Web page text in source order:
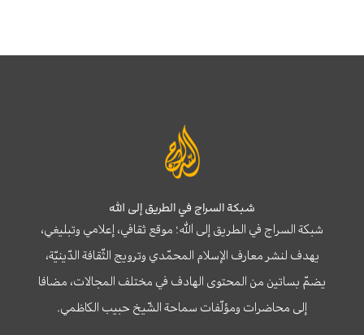
شبكة السراج في الطريق إلى الله
شبكة السراج في الطريق إلى الله؛ موقع ثقافي، إعلامي وتبليغي،
يهدف لنشر معارف الإسلام المحمّدي وترويج الثّقافة الدّينيّة،
يضمّ بساتين من المحتوى الهادف في مختلف المجالات، مضافا
إلى محاضرات ومؤلّفات سماحة الشّيخ حبيب الكاظمي.